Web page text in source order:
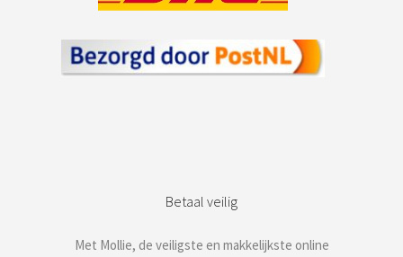
Betaal veilig
Met Mollie, de veiligste en makkelijkste online